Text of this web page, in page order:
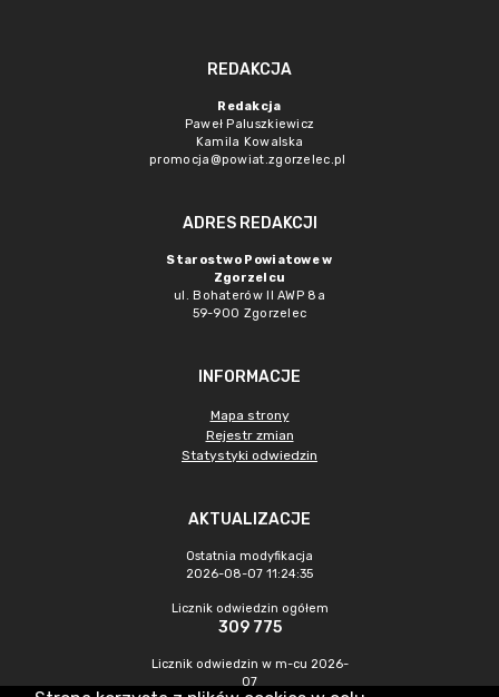
REDAKCJA
Redakcja
Paweł Paluszkiewicz
Kamila Kowalska
promocja@powiat.zgorzelec.pl
ADRES REDAKCJI
Starostwo Powiatowe w
Zgorzelcu
ul. Bohaterów II AWP 8a
59-900 Zgorzelec
INFORMACJE
Mapa strony
Rejestr zmian
Statystyki odwiedzin
AKTUALIZACJE
Ostatnia modyfikacja
2026-08-07 11:24:35
Licznik odwiedzin ogółem
309 775
Licznik odwiedzin w m-cu 2026-
07